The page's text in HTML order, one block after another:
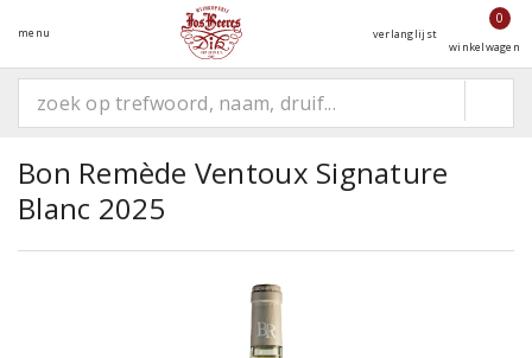
menu verlanglijst
0
winkelwagen
Bon Remède Ventoux Signature
Blanc 2025